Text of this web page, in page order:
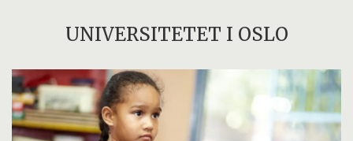
UNIVERSITETET I OSLO